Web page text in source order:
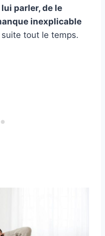
parler, de le
inexplicable
tout le temps.